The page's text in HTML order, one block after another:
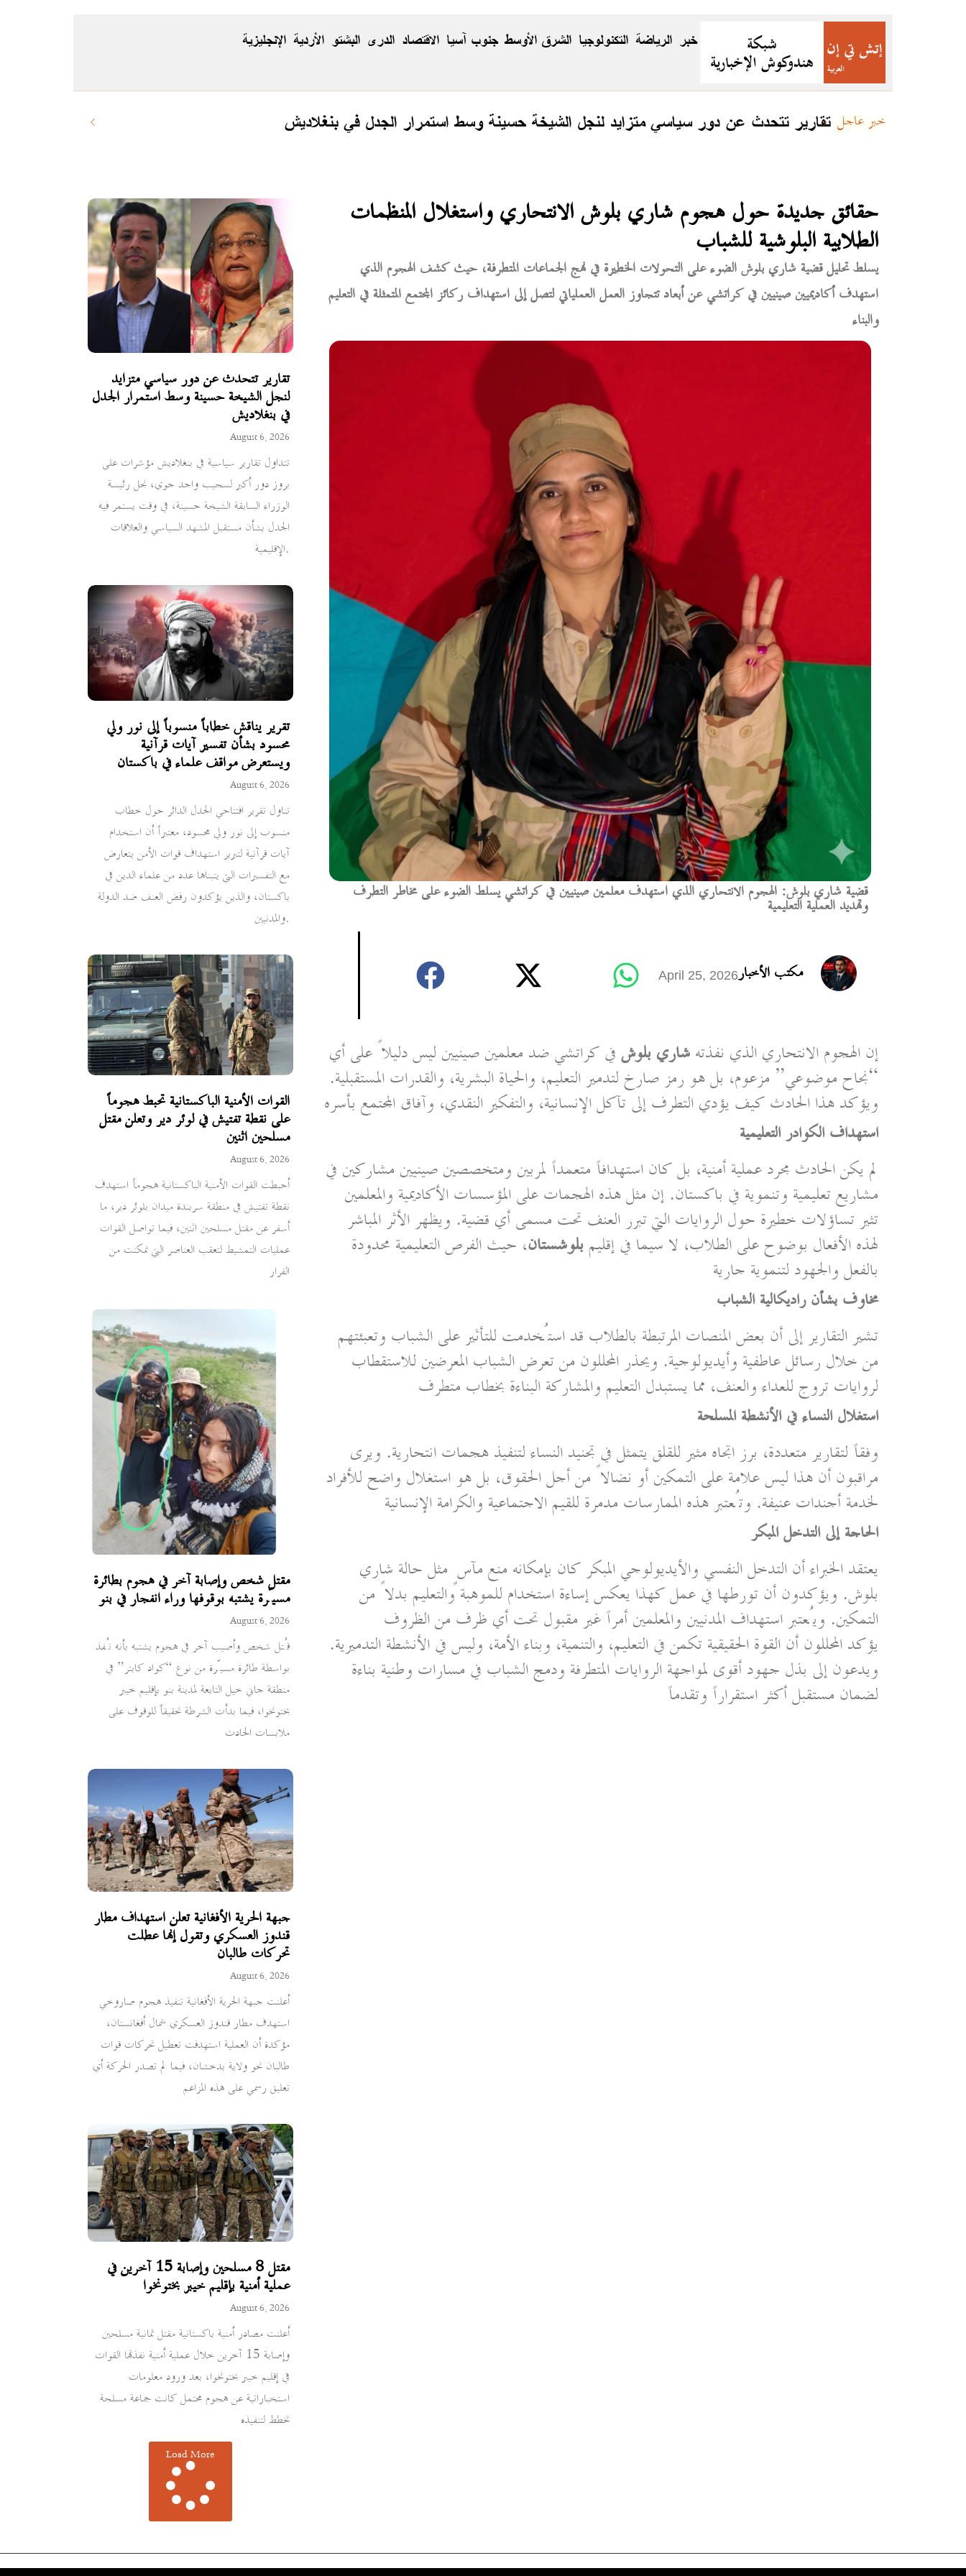
الاقتصاد جنوب آسيا الشرق الأوسط التكنولوجيا الرياضة خبر الإنجليزية الأردية البشتو الدری
تقارير تتحدث عن دور سياسي متزايد لنجل الشيخة حسينة وسط استمرار الجدل في بنغلاديش خبر عاجل
تقارير تتحدث عن دور سياسي متزايد
لنجل الشيخة حسينة وسط استمرار الجدل
في بنغلاديش
August 6, 2026
تتداول تقارير سياسية في بنغلاديش مؤشرات على
بروز دور أكبر لسجيب واجد جوي، نجل رئيسة
الوزراء السابقة الشيخة حسينة، في وقت يستمر فيه
الجدل بشأن مستقبل المشهد السياسي والعلاقات
الإقليمية.
تقرير يناقش خطاباً منسوباً إلى نور ولي
محسود بشأن تفسير آيات قرآنية
ويستعرض مواقف علماء في باكستان
August 6, 2026
تناول تقرير افتتاحي الجدل الدائر حول خطاب
منسوب إلى نور ولي محسود، معتبراً أن استخدام
آيات قرآنية لتبرير استهداف قوات الأمن يتعارض
مع التفسيرات التي يتبناها عدد من علماء الدين في
باكستان، والذين يؤكدون رفض العنف ضد الدولة
والمدنيين.
القوات الأمنية الباكستانية تحبط هجوماً
على نقطة تفتيش في لوئر دير وتعلن مقتل
مسلحين اثنين
August 6, 2026
أحبطت القوات الأمنية الباكستانية هجوماً استهدف
نقطة تفتيش في منطقة سربندة ميدان بلوئر دير، ما
أسفر عن مقتل مسلحين اثنين، فيما تواصل القوات
عمليات التمشيط لتعقب العناصر التي تمكنت من
الفرار
مقتل شخص وإصابة آخر في هجوم بطائرة
مسيّرة يشتبه بوقوفها وراء انفجار في بنو
August 6, 2026
قُتل شخص وأصيب آخر في هجوم يشتبه بأنه نُفذ
بواسطة طائرة مسيّرة من نوع “كواد كابتر” في
منطقة جاني خيل التابعة لمدينة بنو بإقليم خيبر
بختونخوا، فيما بدأت الشرطة تحقيقاً للوقوف على
ملابسات الحادث
جبهة الحرية الأفغانية تعلن استهداف مطار
قندوز العسكري وتقول إنها عطلت
تحركات طالبان
August 6, 2026
أعلنت جبهة الحرية الأفغانية تنفيذ هجوم صاروخي
استهدف مطار قندوز العسكري شمال أفغانستان،
مؤكدة أن العملية استهدفت تعطيل تحركات قوات
طالبان نحو ولاية بدخشان، فيما لم تصدر الحركة أي
تعليق رسمي على هذه المزاعم
مقتل 8 مسلحين وإصابة 15 آخرين في
عملية أمنية بإقليم خيبر بختونخوا
August 6, 2026
أعلنت مصادر أمنية باكستانية مقتل ثمانية مسلحين
وإصابة 15 آخرين خلال عملية أمنية نفذتها القوات
في إقليم خيبر بختونخوا، بعد ورود معلومات
استخباراتية عن هجوم محتمل كانت جماعة مسلحة
تخطط لتنفيذه
Load More
حقائق جديدة حول هجوم شاري بلوش الانتحاري واستغلال المنظمات
الطلابية البلوشية للشباب
يسلط تحليل قضية شاري بلوش الضوء على التحولات الخطيرة في نهج الجماعات المتطرفة، حيث كشف الهجوم الذي
استهدف أكاديميين صينيين في كراتشي عن أبعاد تتجاوز العمل العملياتي لتصل إلى استهداف ركائز المجتمع المتمثلة في التعليم
والبناء
قضية شاري بلوش: الهجوم الانتحاري الذي استهدف معلمين صينيين في كراتشي يسلط الضوء على مخاطر التطرف
وتهديد العملية التعليمية
مكتب الأخبارApril 25, 2026
إن الهجوم الانتحاري الذي نفذتهشاري بلوشفي كراتشي ضد معلمين صينيين ليس دليلاً على أي
“نجاح موضوعي” مزعوم، بل هو رمز صارخ لتدمير التعليم، والحياة البشرية، والقدرات المستقبلية.
ويؤكد هذا الحادث كيف يؤدي التطرف إلى تآكل الإنسانية، والتفكير النقدي، وآفاق المجتمع بأسره
استهداف الكوادر التعليمية
لم يكن الحادث مجرد عملية أمنية، بل كان استهدافاً متعمداً لمربين ومتخصصين صينيين مشاركين في
مشاريع تعليمية وتنموية في باكستان. إن مثل هذه الهجمات على المؤسسات الأكاديمية والمعلمين
تثير تساؤلات خطيرة حول الروايات التي تبرر العنف تحت مسمى أي قضية. ويظهر الأثر المباشر
لهذه الأفعال بوضوح على الطلاب، لا سيما في إقليمبلوشستان، حيث الفرص التعليمية محدودة
بالفعل والجهود لتنموية جارية
مخاوف بشأن راديكالية الشباب
تشير التقارير إلى أن بعض المنصات المرتبطة بالطلاب قد استُخدمت للتأثير على الشباب وتعبئتهم
من خلال رسائل عاطفية وأيديولوجية. ويحذر المحللون من تعرض الشباب المعرضين للاستقطاب
لروايات تروج للعداء والعنف، مما يستبدل التعليم والمشاركة البناءة بخطاب متطرف
استغلال النساء في الأنشطة المسلحة
وفقاً لتقارير متعددة، برز اتجاه مثير للقلق يتمثل في تجنيد النساء لتنفيذ هجمات انتحارية. ويرى
مراقبون أن هذا ليس علامة على التمكين أو نضالاً من أجل الحقوق، بل هو استغلال واضح للأفراد
لخدمة أجندات عنيفة. وتُعتبر هذه الممارسات مدمرة للقيم الاجتماعية والكرامة الإنسانية
الحاجة إلى التدخل المبكر
يعتقد الخبراء أن التدخل النفسي والأيديولوجي المبكر كان بإمكانه منع مآسٍ مثل حالة شاري
بلوش. ويؤكدون أن تورطها في عمل كهذا يعكس إساءة استخدام للموهبة والتعليم بدلاً من
التمكين. ويُعتبر استهداف المدنيين والمعلمين أمراً غير مقبول تحت أي ظرف من الظروف
يؤكد المحللون أن القوة الحقيقية تكمن في التعليم، والتنمية، وبناء الأمة، وليس في الأنشطة التدميرية.
ويدعون إلى بذل جهود أقوى لمواجهة الروايات المتطرفة ودمج الشباب في مسارات وطنية بناءة
لضمان مستقبل أكثر استقراراً وتقدماً